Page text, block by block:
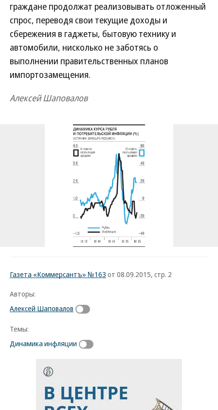
граждане продолжат реализовывать отложенный
спрос, переводя свои текущие доходы и
сбережения в гаджеты, бытовую технику и
автомобили, нисколько не заботясь о
выполнении правительственных планов
импортозамещения.
Алексей Шаповалов
Газета «Коммерсантъ» №163 от 08.09.2015, стр. 2
Авторы:
Алексей Шаповалов
Темы:
Динамика инфляции